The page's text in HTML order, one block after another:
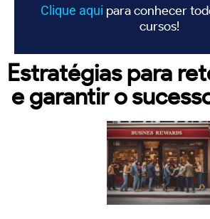
Clique aqui para conhecer
cursos!
Estratégias para
e garantir o